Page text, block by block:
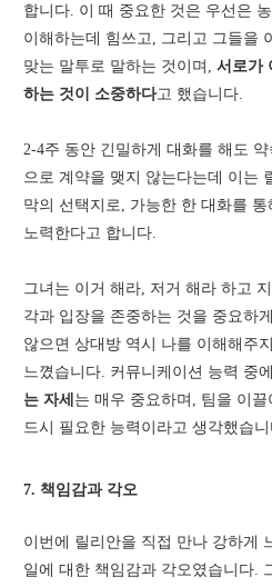
합니다. 이 때 중요한 것은 우선은
이해하는데 힘쓰고, 그리고 그들을
맞는 말투로 말하는 것이며, 서로가
하는 것이 소중하다고 했습니다.
2-4주 동안 긴밀하게 대화를 해도
으로 계약을 맺지 않는다는데 이는
막의 선택지로, 가능한 한 대화를
노력한다고 합니다.
그녀는 이거 해라, 저거 해라 하고
각과 입장을 존중하는 것을 중요하
않으면 상대방 역시 나를 이해해주
느꼈습니다. 커뮤니케이션 능력 중
는 자세 는 매우 중요하며, 팀을 이
드시 필요한 능력이라고 생각했습니
7. 책임감과 각오
이번에 릴리안을 직접 만나 강하게
일에 대한 책임감과 각오였습니다.